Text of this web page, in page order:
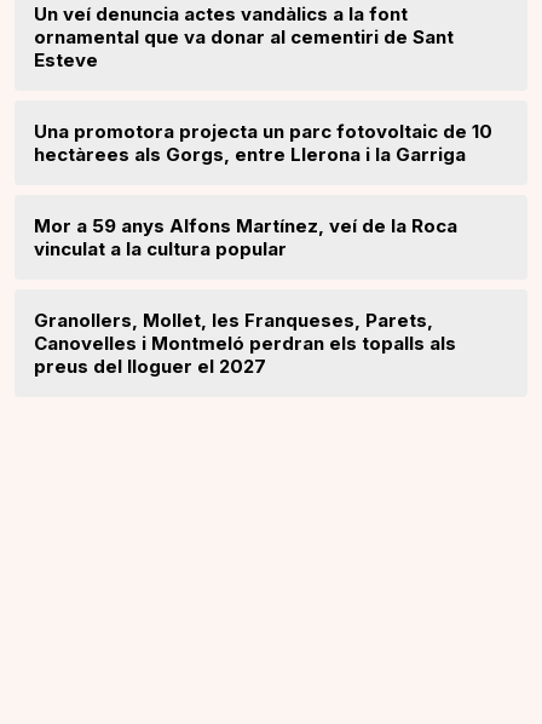
Un veí denuncia actes vandàlics a la font
ornamental que va donar al cementiri de Sant
Esteve
Una promotora projecta un parc fotovoltaic de 10
hectàrees als Gorgs, entre Llerona i la Garriga
Mor a 59 anys Alfons Martínez, veí de la Roca
vinculat a la cultura popular
Granollers, Mollet, les Franqueses, Parets,
Canovelles i Montmeló perdran els topalls als
preus del lloguer el 2027